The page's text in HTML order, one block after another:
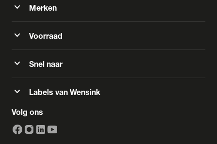
expand_more Merken
expand_more Voorraad
expand_more Snel naar
expand_more Labels van Wensink
Volg ons